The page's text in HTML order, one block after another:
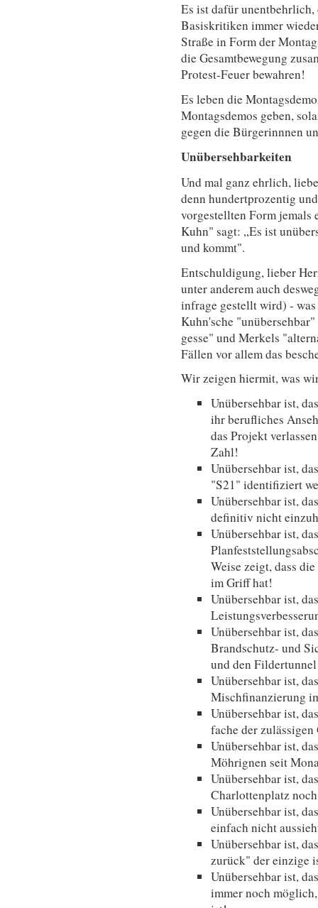
Es ist dafür unentbehrlich,
Basiskritiken immer
Straße in Form der
die Gesamtbewegung
Protest-Feuer bewahren!
Es leben die
Montagsdemos geben,
gegen die Bürgerinnnen
Unübersehbarkeiten
Und mal ganz ehrlich,
denn hundertprozentig
vorgestellten Form jemals
Kuhn" sagt: „Es ist
und kommt".
Entschuldigung, lieber
unter anderem auch
infrage gestellt wird) -
Kuhn'sche
gesse" und Merkels
Fällen vor allem das
Wir zeigen hiermit, was
Unübersehbar ist,
ihr berufliches
das Projekt
Zahl!
Unübersehbar ist,
"S21" identifiziert
Unübersehbar ist,
definitiv nicht
Unübersehbar ist,
Weise zeigt, dass
im Griff hat!
Unübersehbar ist,
Unübersehbar ist,
Brandschutz- und
und den
Unübersehbar ist,
Mischfinanzierung
Unübersehbar ist,
fache der
Unübersehbar ist,
Möhrignen seit
Unübersehbar ist,
Charlottenplatz
Unübersehbar ist,
einfach nicht
Unübersehbar ist,
zurück" der einzige
Unübersehbar ist,
immer noch